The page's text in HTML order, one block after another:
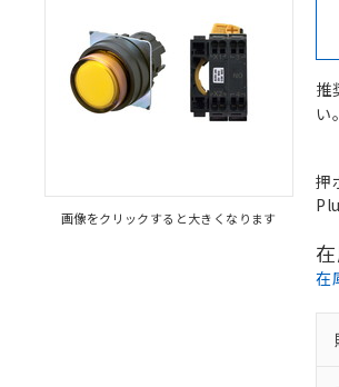
画像をクリックすると大きくなります
推
い。
押
在